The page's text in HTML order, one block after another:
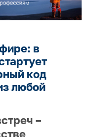
в
код
любой
–